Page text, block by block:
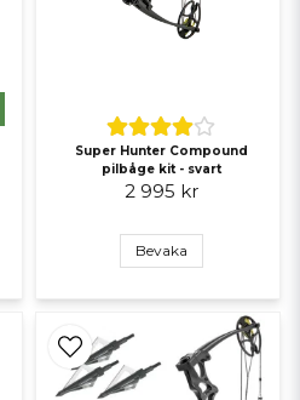
Super Hunter Compound
pilbåge kit - svart
2 995 kr
Bevaka